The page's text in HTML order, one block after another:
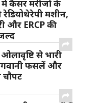
में कैंसर मरीजों के
मशीन,
और ERCP की
से भारी
फसलें और